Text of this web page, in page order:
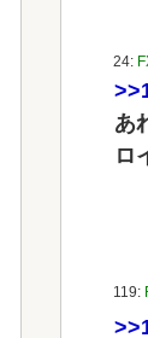
24:
あ
ロ
119: